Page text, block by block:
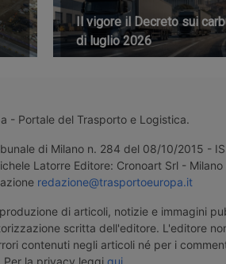
Il vigore il Decreto sui
di luglio 2026
- Portale del Trasporto e Logistica.
di Milano n. 284 del 08/10/2015 -
Latorre Editore: Cronoart Srl - Milano
redazione@trasportoeuropa.it
di articoli, notizie e immagini
scritta dell'editore. L'editore
contenuti negli articoli né per i
Per la privacy leggi qui